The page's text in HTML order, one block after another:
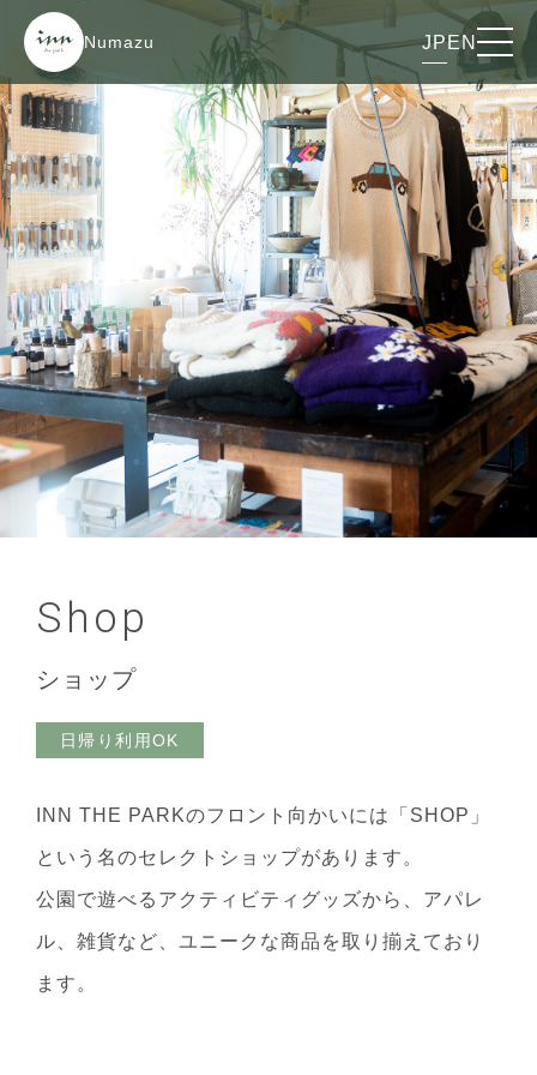
Numazu JPEN
Shop
ショップ
日帰り利用OK
INN THE PARKのフロント向かいには「SHOP」
という名のセレクトショップがあります。
公園で遊べるアクティビティグッズから、アパレ
ル、雑貨など、ユニークな商品を取り揃えており
ます。